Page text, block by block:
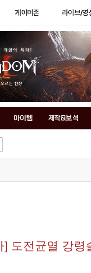
게이머존 라이브/영
아이템 제작&보석
] 도전균열 강령